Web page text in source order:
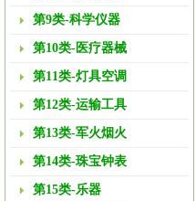
第9类-科学仪器
第10类-医疗器械
第11类-灯具空调
第12类-运输工具
第13类-军火烟火
第14类-珠宝钟表
第15类-乐器